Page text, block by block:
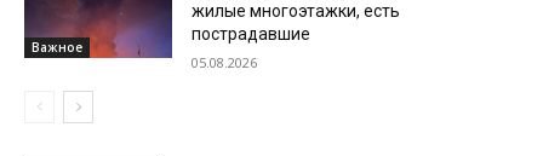
Важное
жилые многоэтажки, есть
пострадавшие
05.08.2026